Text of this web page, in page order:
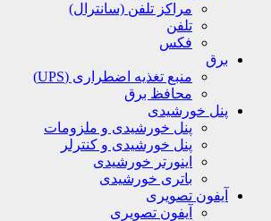
مراکز تلفن (سانترال)
تلفن
فکس
برق
منبع تغذیه اضطراری (UPS)
محافظ برق
پنل خورشیدی
پنل خورشیدی و ملزومات
پنل خورشیدی و کنترلر
اینورتر خورشیدی
باتری خورشیدی
آیفون تصویری
آیفون تصویری